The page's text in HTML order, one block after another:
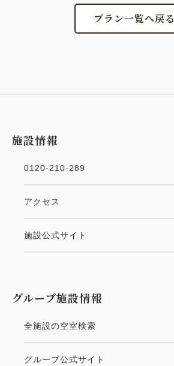
プラン一覧へ戻る
施設情報
0120-210-289
アクセス
施設公式サイト
グループ施設情報
全施設の空室検索
グループ公式サイト